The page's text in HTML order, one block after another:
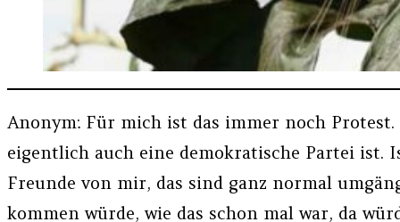
Anonym: Für mich ist das immer noch
eigentlich auch eine demokratische Partei ist.
Freunde von mir, das sind ganz normal
kommen würde, wie das schon mal war, da